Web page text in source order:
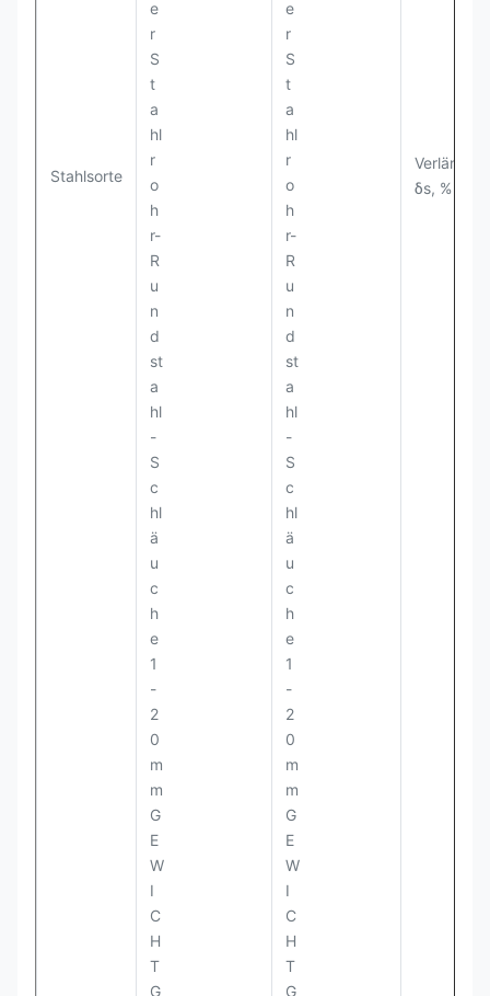
Stahlsorte
δs, %